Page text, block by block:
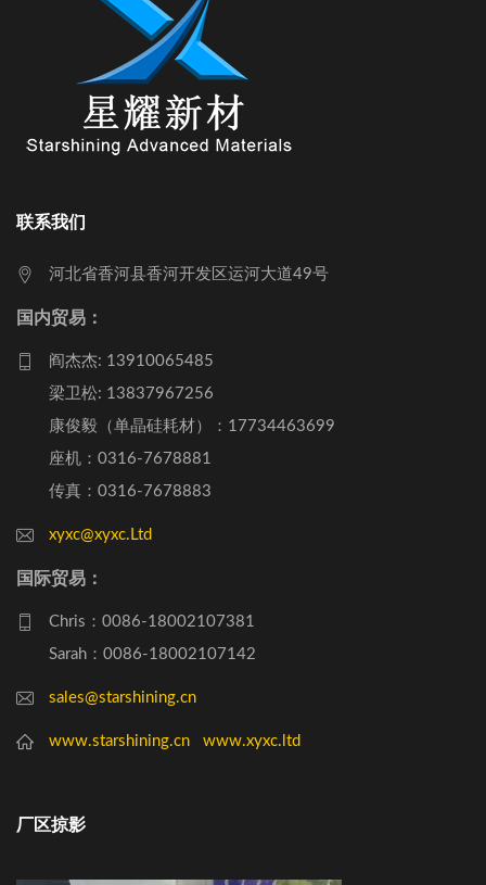
联系我们
河北省香河县香河开发区运河大道49号
国内贸易：
阎杰杰: 13910065485
梁卫松: 13837967256
康俊毅（单晶硅耗材）：17734463699
座机：0316-7678881
传真：0316-7678883
xyxc@xyxc.Ltd
国际贸易：
Chris：0086-18002107381
Sarah：0086-18002107142
sales@starshining.cn
www.starshining.cn www.xyxc.ltd
厂区掠影